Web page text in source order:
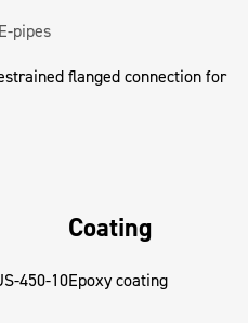
pipes
flanged connection for
450-10
Coating
Epoxy coating